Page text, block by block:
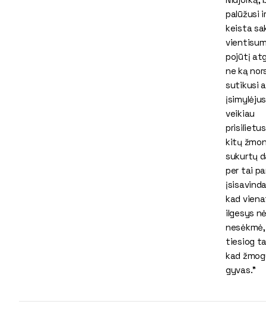
palūžusi
keista
pojūtį
ne ką
sutikusi
veikiau
kitų
sukurtų
per tai
kad
ilgesys
nesėkmė,
tiesiog
kad
gyvas.”